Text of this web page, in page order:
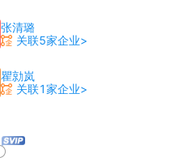
张清璐
关联5家企业>
瞿勍岚
关联1家企业>